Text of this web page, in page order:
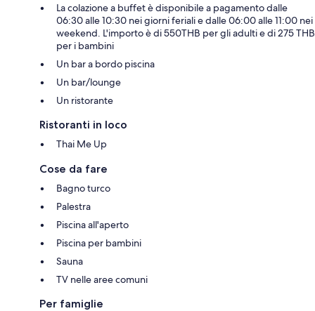
La colazione a buffet è disponibile a pagamento dalle
06:30 alle 10:30 nei giorni feriali e dalle 06:00 alle 11:00 nei
weekend. L'importo è di 550THB per gli adulti e di 275 THB
per i bambini
Un bar a bordo piscina
Un bar/lounge
Un ristorante
Ristoranti in loco
Thai Me Up
Cose da fare
Bagno turco
Palestra
Piscina all'aperto
Piscina per bambini
Sauna
TV nelle aree comuni
Per famiglie